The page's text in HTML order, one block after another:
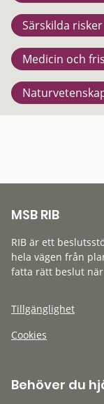
Särskilda risker
Medicin och
MSB RIB
RIB är ett
hela vägen från
fatta rätt beslut
Tillgänglighet
Cookies
Behöver du